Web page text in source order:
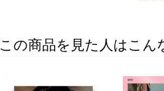
この商品を見た人はこん